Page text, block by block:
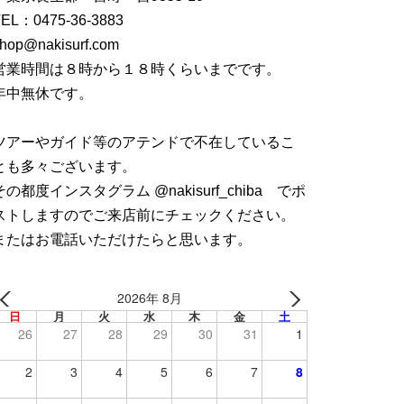
： 0475-36-3883
業時間は８時から１８時くらいまでです。
中無休です。
アーやガイド等のアテンドで不在しているこ
も多々ございます。
の都度インスタグラム @nakisurf_chiba でポ
トしますのでご来店前にチェックください。
たはお電話いただけたらと思います。
2026年 8月
日 月 火 水 木 金 土
26 27 28 29 30 31 1
2 3 4 5 6 7 8